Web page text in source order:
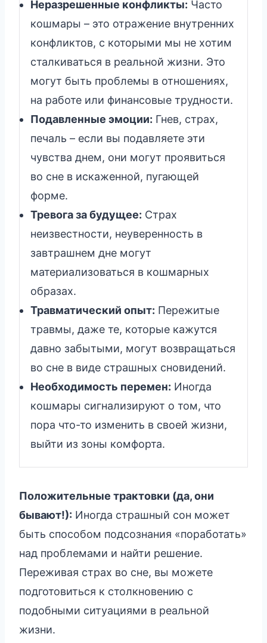
Неразрешенные конфликты: Часто
кошмары – это отражение внутренних
конфликтов, с которыми мы не хотим
сталкиваться в реальной жизни. Это
могут быть проблемы в отношениях,
на работе или финансовые трудности.
Подавленные эмоции: Гнев, страх,
печаль – если вы подавляете эти
чувства днем, они могут проявиться
во сне в искаженной, пугающей
форме.
Тревога за будущее: Страх
неизвестности, неуверенность в
завтрашнем дне могут
материализоваться в кошмарных
образах.
Травматический опыт: Пережитые
травмы, даже те, которые кажутся
давно забытыми, могут возвращаться
во сне в виде страшных сновидений.
Необходимость перемен: Иногда
кошмары сигнализируют о том, что
пора что-то изменить в своей жизни,
выйти из зоны комфорта.
Положительные трактовки (да, они
бывают!): Иногда страшный сон может
быть способом подсознания «поработать»
над проблемами и найти решение.
Переживая страх во сне, вы можете
подготовиться к столкновению с
подобными ситуациями в реальной
жизни.